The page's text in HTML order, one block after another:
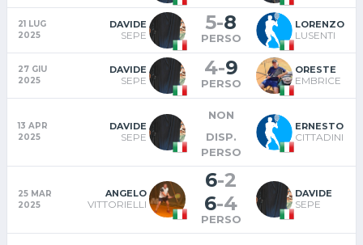
21 LUG
2025
DAVIDE
SEPE
5-8
PERSO
LORENZO
LUSENTI
27 GIU
2025
DAVIDE
SEPE
4-9
PERSO
ORESTE
EMBRICE
13 APR
2025
DAVIDE
SEPE
NON
DISP.
PERSO
ERNESTO
CITTADINI
25 MAR
2025
ANGELO
VITTORIELLI
6-2
6-4
PERSO
DAVIDE
SEPE